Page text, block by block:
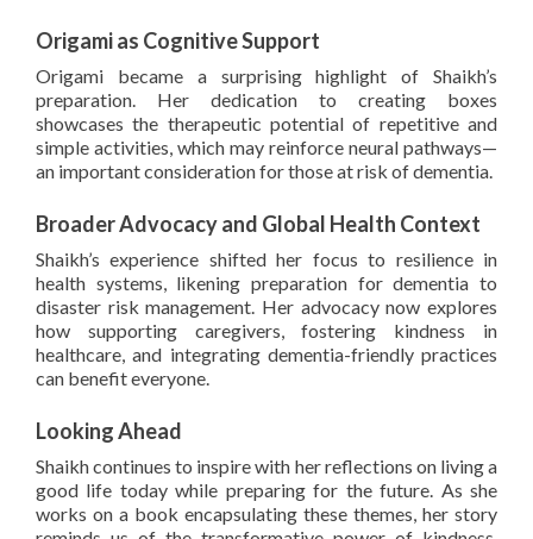
Origami as Cognitive Support
Origami became a surprising highlight of Shaikh’s
preparation. Her dedication to creating boxes
showcases the therapeutic potential of repetitive and
simple activities, which may reinforce neural pathways—
an important consideration for those at risk of dementia.
Broader Advocacy and Global Health Context
Shaikh’s experience shifted her focus to resilience in
health systems, likening preparation for dementia to
disaster risk management. Her advocacy now explores
how supporting caregivers, fostering kindness in
healthcare, and integrating dementia-friendly practices
can benefit everyone.
Looking Ahead
Shaikh continues to inspire with her reflections on living a
good life today while preparing for the future. As she
works on a book encapsulating these themes, her story